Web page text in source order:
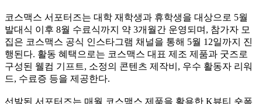
코스맥스 서포터즈는 대학 재학생과 휴학생을 대상으로 5월
발대식 이후 8월 수료식까지 약 3개월간 운영되며, 참가자 모
집은 코스맥스 공식 인스타그램 채널을 통해 5월 12일까지 진
행된다. 활동 혜택으로는 코스맥스 대표 제조 제품과 굿즈로
구성된 웰컴 기프트, 소정의 콘텐츠 제작비, 우수 활동자 리워
드, 수료증 등을 제공한다.
선발된 서포터즈는 매월 코스맥스 제품을 활용한 K뷰티 숏폼